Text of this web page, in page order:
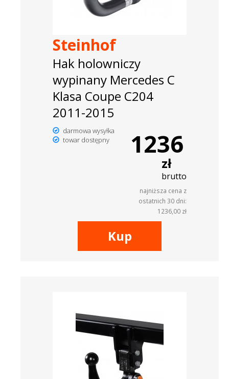
Steinhof
Hak holowniczy
wypinany Mercedes C
Klasa Coupe C204
2011-2015
darmowa wysyłka
towar dostępny
1236
zł
brutto
najniższa cena z
ostatnich 30 dni:
1236,00 zł
Kup